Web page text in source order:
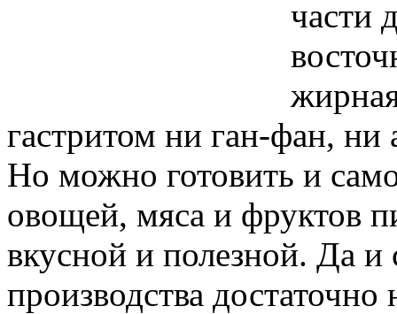
части
гастритом ни ган-фан,
Но можно готовить и
овощей, мяса и фруктов
вкусной и полезной. Да и
производства достаточно